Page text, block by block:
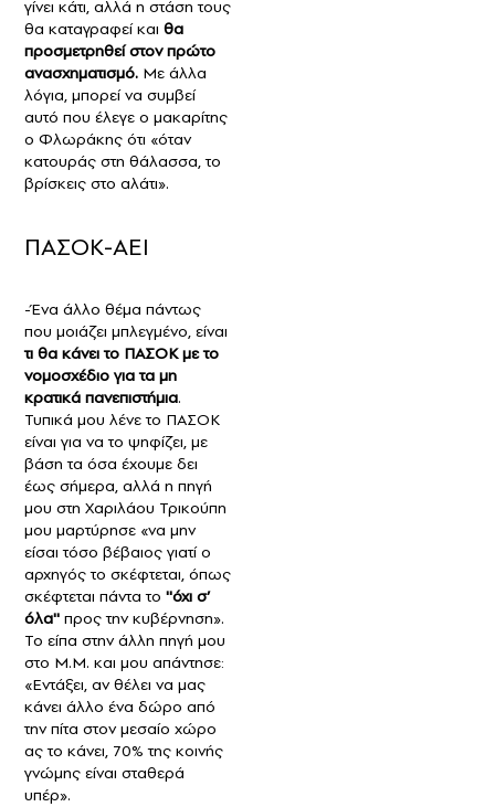
γίνει κάτι, αλλά η στάση τους
θα καταγραφεί και θα
προσμετρηθεί στον πρώτο
ανασχηματισμό. Με άλλα
λόγια, μπορεί να συμβεί
αυτό που έλεγε ο μακαρίτης
ο Φλωράκης ότι «όταν
κατουράς στη θάλασσα, το
βρίσκεις στο αλάτι».
ΠΑΣΟΚ-ΑΕΙ
-Ένα άλλο θέμα πάντως
που μοιάζει μπλεγμένο, είναι
τι θα κάνει το ΠΑΣΟΚ με το
νομοσχέδιο για τα μη
κρατικά πανεπιστήμια.
Τυπικά μου λένε το ΠΑΣΟΚ
είναι για να το ψηφίζει, με
βάση τα όσα έχουμε δει
έως σήμερα, αλλά η πηγή
μου στη Χαριλάου Τρικούπη
μου μαρτύρησε «να μην
είσαι τόσο βέβαιος γιατί ο
αρχηγός το σκέφτεται, όπως
σκέφτεται πάντα το ''όχι σ’
όλα'' προς την κυβέρνηση».
Το είπα στην άλλη πηγή μου
στο Μ.Μ. και μου απάντησε:
«Εντάξει, αν θέλει να μας
κάνει άλλο ένα δώρο από
την πίτα στον μεσαίο χώρο
ας το κάνει, 70% της κοινής
γνώμης είναι σταθερά
υπέρ».